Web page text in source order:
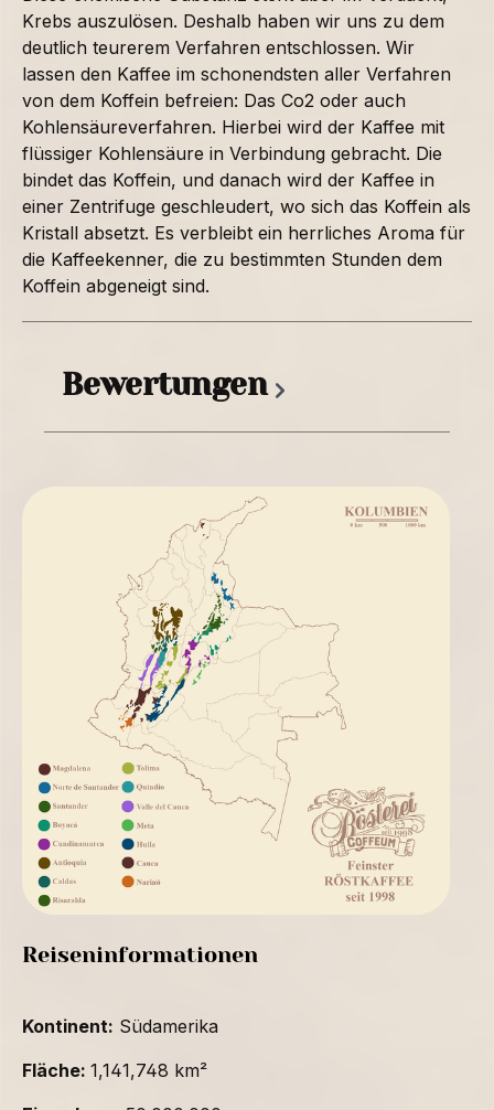
Reiseninformationen
Kontinent: Südamerika
Fläche: 1,141,748 km²
Krebs auszulösen. Deshalb haben wir uns zu dem
deutlich teurerem Verfahren entschlossen. Wir
lassen den Kaffee im schonendsten aller Verfahren
von dem Koffein befreien: Das Co2 oder auch
Kohlensäureverfahren. Hierbei wird der Kaffee mit
flüssiger Kohlensäure in Verbindung gebracht. Die
bindet das Koffein, und danach wird der Kaffee in
einer Zentrifuge geschleudert, wo sich das Koffein als
Kristall absetzt. Es verbleibt ein herrliches Aroma für
die Kaffeekenner, die zu bestimmten Stunden dem
Koffein abgeneigt sind.
Bewertungen